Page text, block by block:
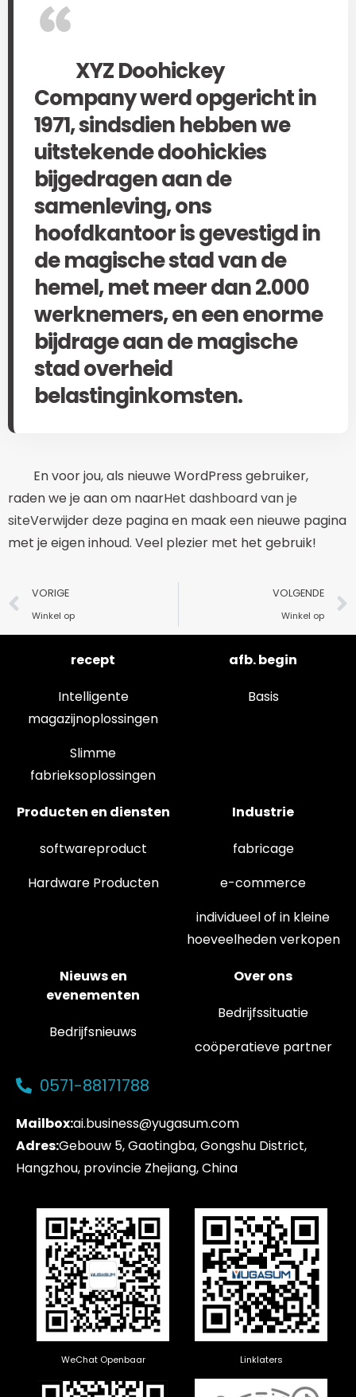
XYZ Doohickey
Company werd opgericht in
1971, sindsdien hebben we
uitstekende doohickies
bijgedragen aan de
samenleving, ons
hoofdkantoor is gevestigd in
de magische stad van de
hemel, met meer dan 2.000
werknemers, en een enorme
bijdrage aan de magische
stad overheid
belastinginkomsten.
En voor jou, als nieuwe WordPress gebruiker,
raden we je aan om naarHet dashboard van je
siteVerwijder deze pagina en maak een nieuwe pagina
met je eigen inhoud. Veel plezier met het gebruik!
VORIGE
Winkel op
VOLGENDE
Winkel op
recept
Intelligente
magazijnoplossingen
Slimme
fabrieksoplossingen
afb. begin
Basis
Producten en diensten
softwareproduct
Hardware Producten
Industrie
fabricage
e-commerce
individueel of in kleine
hoeveelheden verkopen
Nieuws en
evenementen
Bedrijfsnieuws
Over ons
Bedrijfssituatie
coöperatieve partner
0571-88171788
Mailbox:ai.business@yugasum.com
Adres:Gebouw 5, Gaotingba, Gongshu District,
Hangzhou, provincie Zhejiang, China
WeChat Openbaar Linklaters